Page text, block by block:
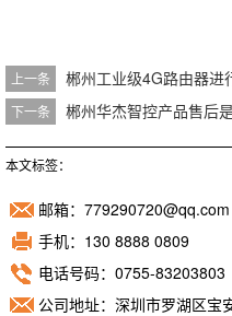
上一条 郴州工业级4G路由器进
下一条 郴州华杰智控产品售后
本文标签：
邮箱：779290720@qq.com
手机：130 8888 0809
电话号码：0755-83203803
公司地址：深圳市罗湖区宝